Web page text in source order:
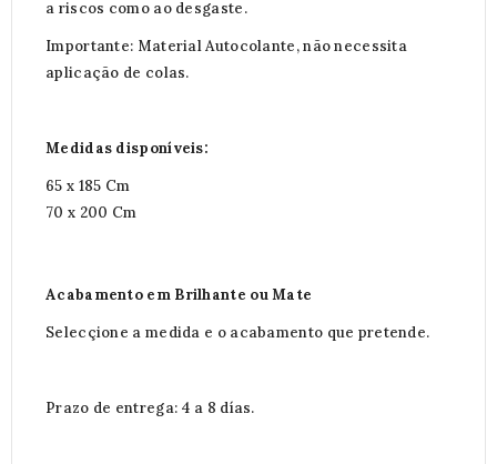
a riscos como ao desgaste.
Importante: Material Autocolante, não necessita
aplicação de colas.
Medidas disponíveis:
65 x 185 Cm
70 x 200 Cm
Acabamento em Brilhante ou Mate
Selecçione a medida e o acabamento que pretende.
Prazo de entrega: 4 a 8 días.